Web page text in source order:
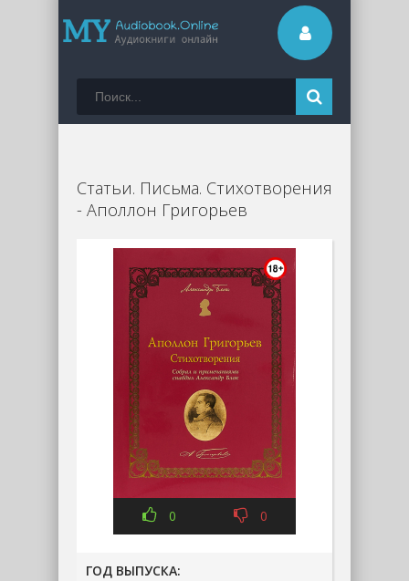
Статьи. Письма. Стихотворения
- Аполлон Григорьев
0 0
ГОД ВЫПУСКА: